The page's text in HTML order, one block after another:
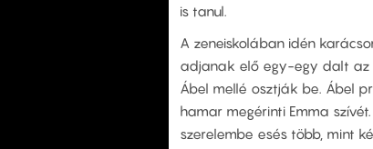
is tanul.
A zeneiskolában idén
adjanak elő egy-egy dalt az
Ábel mellé osztják be. Ábel
hamar megérinti Emma
szerelembe esés több, mint